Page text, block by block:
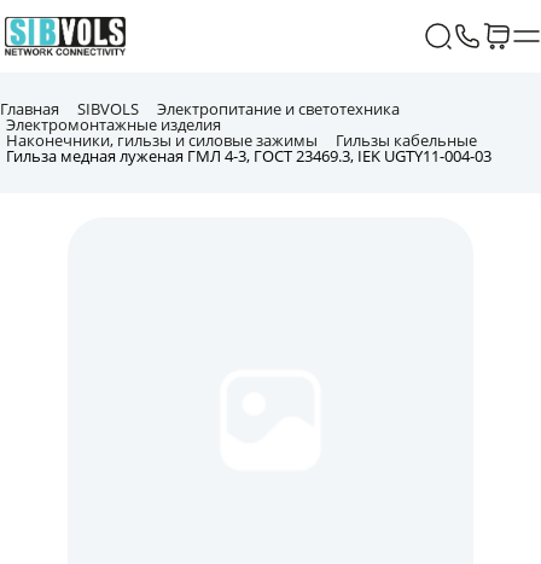
Главная SIBVOLS Электропитание и светотехника
Электромонтажные изделия
Наконечники, гильзы и силовые зажимы Гильзы кабельные
Гильза медная луженая ГМЛ 4-3, ГОСТ 23469.3, IEK UGTY11-004-03